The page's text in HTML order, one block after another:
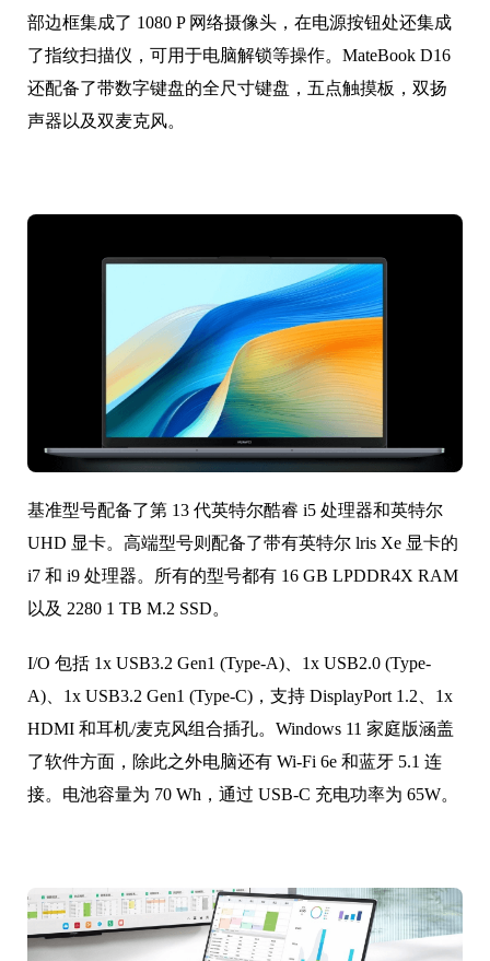
部边框集成了 1080 P 网络摄像头，在电源按钮处还集成
了指纹扫描仪，可用于电脑解锁等操作。MateBook D16
还配备了带数字键盘的全尺寸键盘，五点触摸板，双扬
声器以及双麦克风。
基准型号配备了第 13 代英特尔酷睿 i5 处理器和英特尔
UHD 显卡。高端型号则配备了带有英特尔 lris Xe 显卡的
i7 和 i9 处理器。所有的型号都有 16 GB LPDDR4X RAM
以及 2280 1 TB M.2 SSD。
I/O 包括 1x USB3.2 Gen1 (Type-A)、1x USB2.0 (Type-
A)、1x USB3.2 Gen1 (Type-C)，支持 DisplayPort 1.2、1x
HDMI 和耳机/麦克风组合插孔。Windows 11 家庭版涵盖
了软件方面，除此之外电脑还有 Wi-Fi 6e 和蓝牙 5.1 连
接。电池容量为 70 Wh，通过 USB-C 充电功率为 65W。